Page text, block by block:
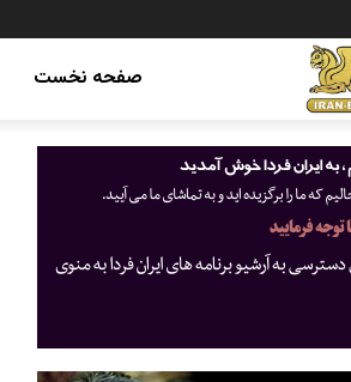
صفحه نخست